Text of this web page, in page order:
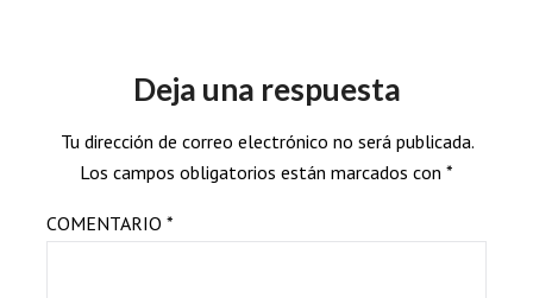
Deja una respuesta
Tu dirección de correo electrónico no será publicada.
Los campos obligatorios están marcados con *
COMENTARIO *